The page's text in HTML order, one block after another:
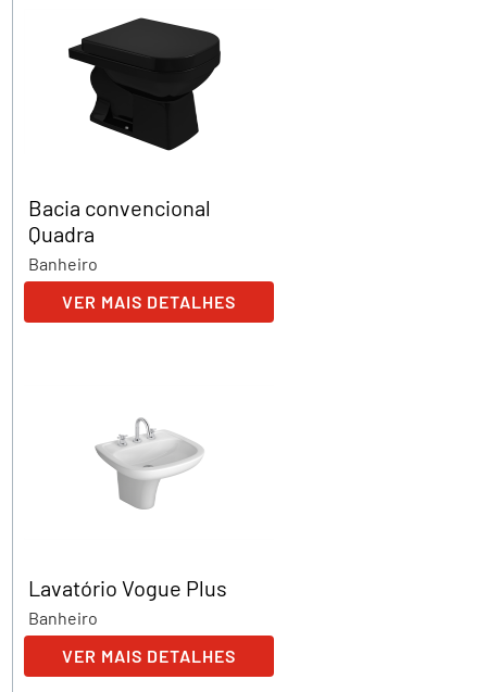
Bacia convencional
Quadra
Banheiro
VER MAIS DETALHES
Lavatório Vogue Plus
Banheiro
VER MAIS DETALHES